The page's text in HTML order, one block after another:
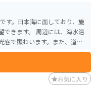
す。日本海に面しており、施
には、海水浴
客で賑わいます。また、道の
海の絶景を眺めながら温泉を
物強塩泉で、保温効果が高く
道の駅には、バイク専用の駐
お気に入り